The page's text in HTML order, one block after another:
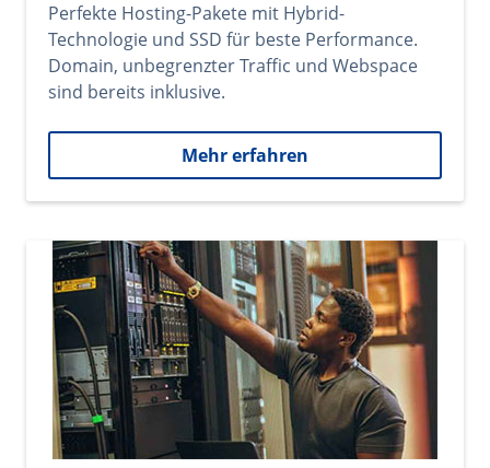
Perfekte Hosting-Pakete mit Hybrid-
Technologie und SSD für beste Performance.
Domain, unbegrenzter Traffic und Webspace
sind bereits inklusive.
Mehr erfahren